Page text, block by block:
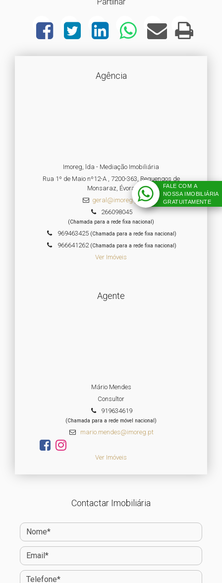
Agência
Imoreg, lda - Mediação Imobiliária
Rua 1º de Maio nº12-A , 7200-363, Reguengos de
Monsaraz, Évora
geral@imoreg.pt
266098045
(Chamada para a rede fixa nacional)
969463425(Chamada para a rede fixa nacional)
966641262(Chamada para a rede fixa nacional)
Ver Imóveis
Agente
Mário Mendes
Consultor
919634619
(Chamada para a rede móvel nacional)
mario.mendes@imoreg.pt
Ver Imóveis
Contactar Imobiliária
FALE COM A
NOSSA IMOBILIÁRIA
GRATUITAMENTE